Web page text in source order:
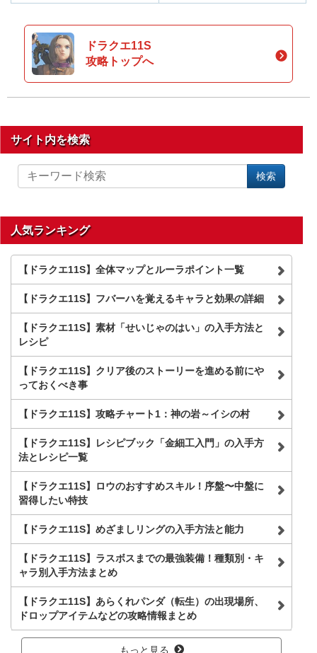
ドラクエ11S
攻略トップへ
サイト内を検索
サ
イ
を
検
索
検索
人気ランキング
【ドラクエ11S】全体マップとルーラポイント一覧
【ドラクエ11S】フバーハを覚えるキャラと効果の詳細
【ドラクエ11S】素材「せいじゃのはい」の入手方法と
レシピ
【ドラクエ11S】クリア後のストーリーを進める前にや
っておくべき事
【ドラクエ11S】攻略チャート1：神の岩～イシの村
【ドラクエ11S】レシピブック「金細工入門」の入手方
法とレシピ一覧
【ドラクエ11S】ロウのおすすめスキル！序盤〜中盤に
習得したい特技
【ドラクエ11S】めざましリングの入手方法と能力
【ドラクエ11S】ラスボスまでの最強装備！種類別・キ
ャラ別入手方法まとめ
【ドラクエ11S】あらくれパンダ（転生）の出現場所、
ドロップアイテムなどの攻略情報まとめ
もっと見る